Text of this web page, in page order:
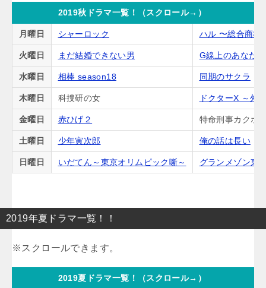
2019秋ドラマ一覧！（スクロール→）
月曜日 シャーロック ハル 〜総合商社
火曜日 まだ結婚できない男 G線上のあなた
水曜日 相棒 season18 同期のサクラ
木曜日 科捜研の女 ドクターX ～外
金曜日 赤ひげ２ 特命刑事カクホ
土曜日 少年寅次郎 俺の話は長い
日曜日 いだてん～東京オリムピック噺～ グランメゾン東
2019年夏ドラマ一覧！！
2019夏ドラマ一覧！（スクロール→）